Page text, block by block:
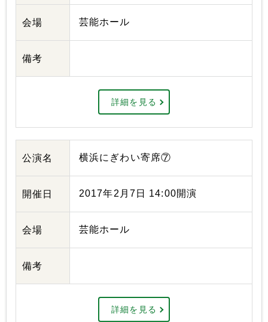
会場 芸能ホール
備考
詳細を見る
公演名 横浜にぎわい寄席⑦
開催日 2017年2月7日 14:00開演
会場 芸能ホール
備考
詳細を見る